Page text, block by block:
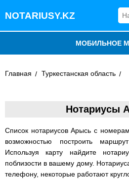
NOTARIUSY.KZ
МОБИЛЬНОЕ
НОТАРИУСЫ КАЗАХСТАНА
Главная Туркестанская область
Нотариусы
Список нотариусов Арысь с
возможностью построить
Используя карту найдите
поблизости в вашему дому.
телефону, некоторые работают